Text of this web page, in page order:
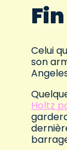
Celui
son
Holtz